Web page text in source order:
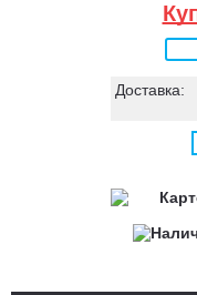
Доставка: